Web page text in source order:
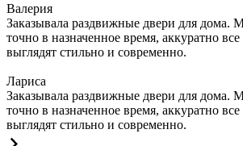
Валерия
Заказывала раздвижные двери для дома.
точно в назначенное время, аккуратно
выглядят стильно и современно.
Лариса
Заказывала раздвижные двери для дома.
точно в назначенное время, аккуратно
выглядят стильно и современно.